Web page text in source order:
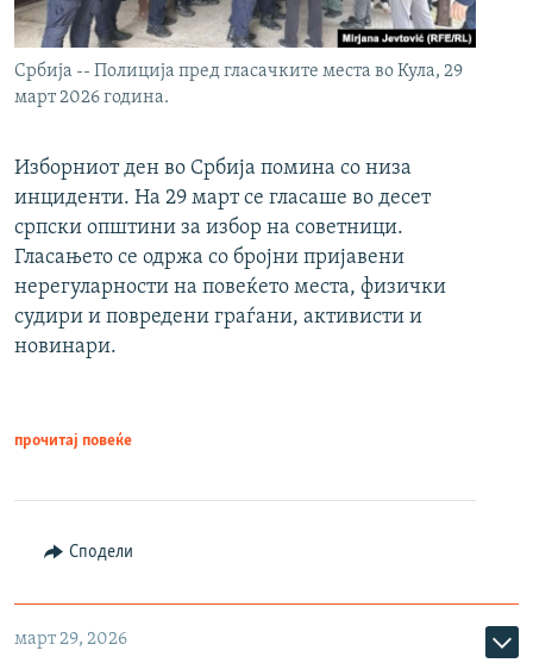
Србија -- Полиција пред гласачките места во Кула, 29
март 2026 година.
Изборниот ден во Србија помина со низа
инциденти. На 29 март се гласаше во десет
српски општини за избор на советници.
Гласањето се одржа со бројни пријавени
нерегуларности на повеќето места, физички
судири и повредени граѓани, активисти и
новинари.
прочитај повеќе
Сподели
март 29, 2026